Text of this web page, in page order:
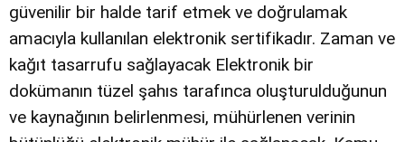
güvenilir bir halde tarif etmek ve doğrulamak
amacıyla kullanılan elektronik sertifikadır. Zaman ve
kağıt tasarrufu sağlayacak Elektronik bir
dokümanın tüzel şahıs tarafınca oluşturulduğunun
ve kaynağının belirlenmesi, mühürlenen verinin